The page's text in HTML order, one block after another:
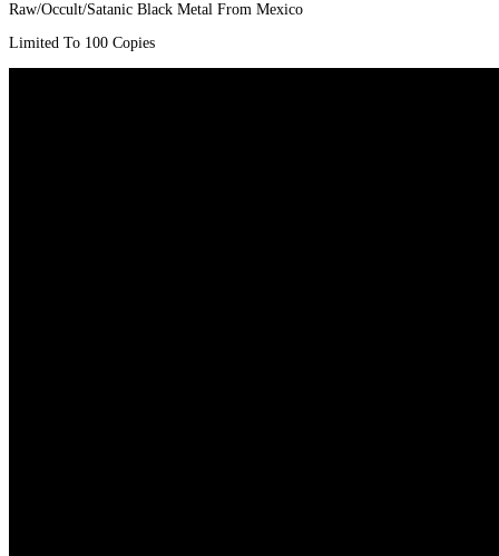
Raw/Occult/Satanic Black Metal From Mexico
Limited To 100 Copies